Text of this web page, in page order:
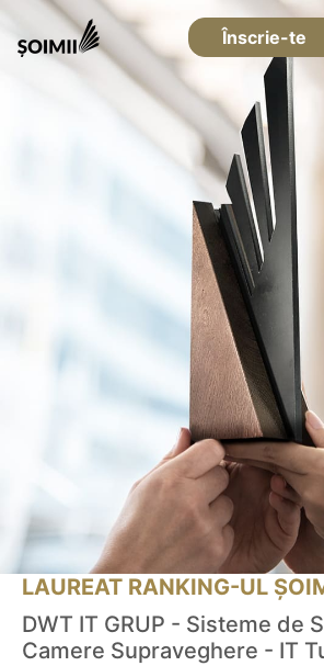
Înscrie-te
LAUREAT RANKING-UL
DWT IT GRUP - Sisteme de
Camere Supraveghere - IT